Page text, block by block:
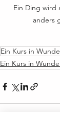
Ein Ding wird
anders
Ein Kurs in
Ein Kurs in